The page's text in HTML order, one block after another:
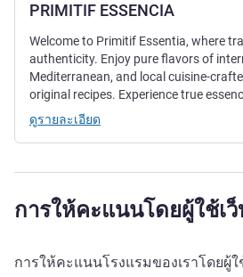
PRIMITIF ESSENCIA
Welcome to Primitif Essentia, where
authenticity. Enjoy pure flavors of
Mediterranean, and local cuisine-
original recipes. Experience true
ดูรายละเอียด
การให้คะแนนโดยผู้ใช้เ
การให้คะแนนโรงแรมของเราโดยผู้